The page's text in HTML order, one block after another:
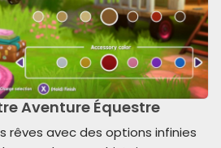
Aventure Équestre
rêves avec des options infinies